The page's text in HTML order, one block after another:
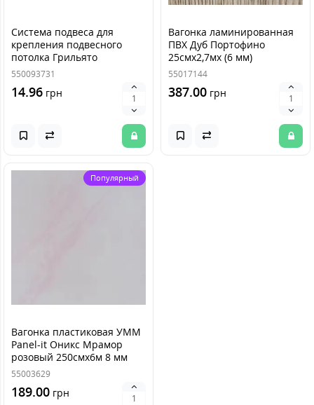
Система подвеса для
крепления подвесного
потолка Грильято
550093731
14.96 грн
Вагонка ламинированная
ПВХ Дуб Портофино
25смх2,7мх (6 мм)
55017144
387.00 грн
Популярный
Вагонка пластиковая УММ
Panel-it Оникс Мрамор
розовый 250смх6м 8 мм
55003629
189.00 грн